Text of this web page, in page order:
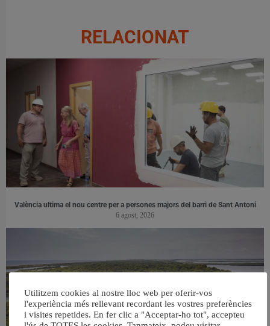
RELACIONAT
València ultima el nou centre per a persones majors del barri de Sant Antoni
6 agost, 2026
Utilitzem cookies al nostre lloc web per oferir-vos
l'experiència més rellevant recordant les vostres preferències
i visites repetides. En fer clic a "Acceptar-ho tot", accepteu